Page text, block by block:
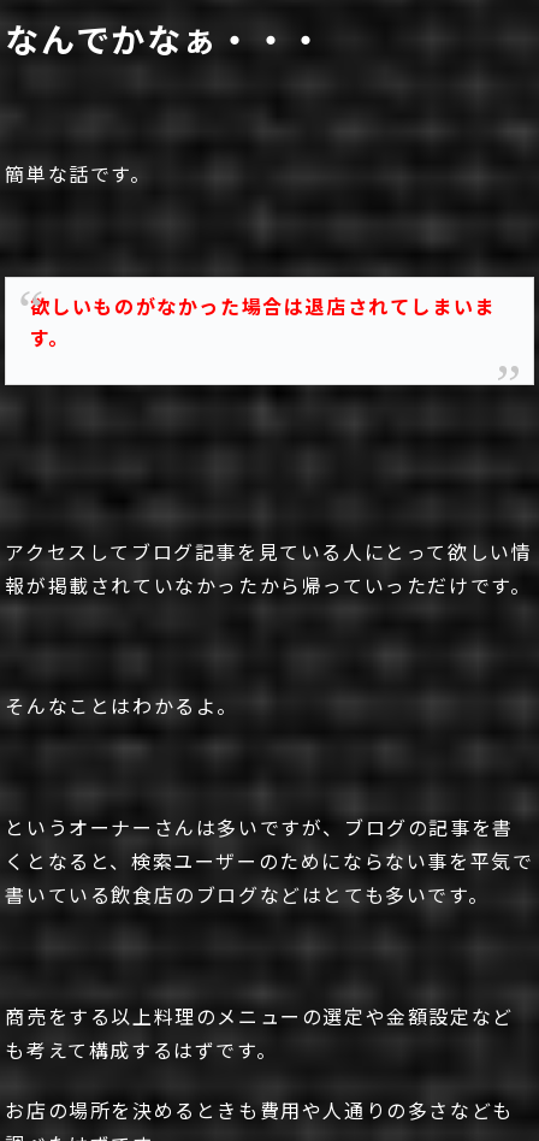
なんでかなぁ・・・
簡単な話です。
欲しいものがなかった場合は退店されてしまいま
す。
アクセスしてブログ記事を見ている人にとって欲しい情
報が掲載されていなかったから帰っていっただけです。
そんなことはわかるよ。
というオーナーさんは多いですが、ブログの記事を書
くとなると、検索ユーザーのためにならない事を平気で
書いている飲食店のブログなどはとても多いです。
商売をする以上料理のメニューの選定や金額設定など
も考えて構成するはずです。
お店の場所を決めるときも費用や人通りの多さなども